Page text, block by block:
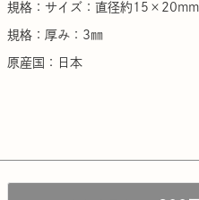
規格：サイズ：直径約
規格：厚み：3㎜
原産国：日本